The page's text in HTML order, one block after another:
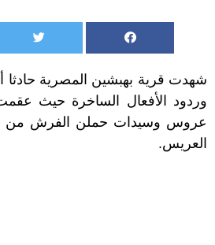
شهدت قرية بهبشين المصرية حادثا
وردود الأفعال الساخرة حيث
عروس وسيدات حملن الفرش من
العريس.